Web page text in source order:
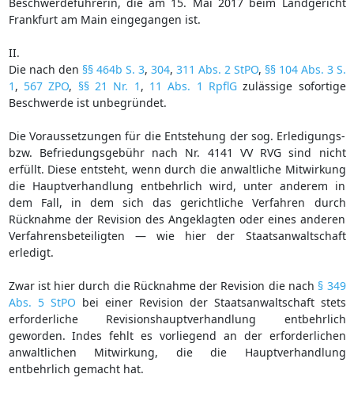
Frankfurt am Main eingegangen ist.
II.
Die nach den §§ 464b S. 3, 304, 311 Abs. 2 StPO, §§ 104 Abs. 3 S.
1 , 567 ZPO, §§ 21 Nr. 1 , 11 Abs. 1 RpflGzulässige sofortige
Beschwerde ist unbegründet.
Die Voraussetzungen für die Entstehung der sog. Erledigungs-
bzw. Befriedungsgebühr nach Nr. 4141 VV RVG sind nicht
erfüllt. Diese entsteht, wenn durch die anwaltliche Mitwirkung
die Hauptverhandlung entbehrlich wird, unter anderem in
dem Fall, in dem sich das gerichtliche Verfahren durch
Rücknahme der Revision des Angeklagten oder eines anderen
Verfahrensbeteiligten — wie hier der Staatsanwaltschaft
erledigt.
Zwar ist hier durch die Rücknahme der Revision die nach § 349
Abs. 5 StPO bei einer Revision der Staatsanwaltschaft stets
erforderliche Revisionshauptverhandlung entbehrlich
geworden. Indes fehlt es vorliegend an der erforderlichen
anwaltlichen Mitwirkung, die die Hauptverhandlung
entbehrlich gemacht hat.